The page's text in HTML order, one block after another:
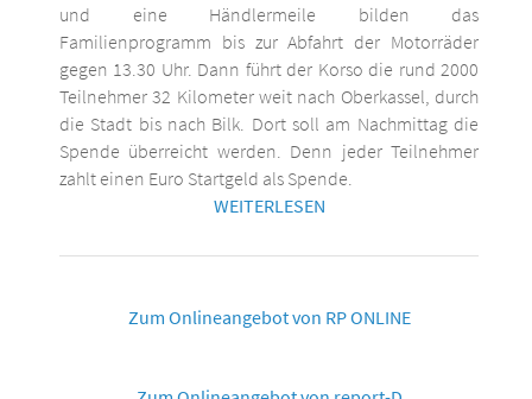
und eine Händlermeile bilden das
Familienprogramm bis zur Abfahrt der Motorräder
gegen 13.30 Uhr. Dann führt der Korso die rund 2000
Teilnehmer 32 Kilometer weit nach Oberkassel, durch
die Stadt bis nach Bilk. Dort soll am Nachmittag die
Spende überreicht werden. Denn jeder Teilnehmer
zahlt einen Euro Startgeld als Spende.
WEITERLESEN
Zum Onlineangebot von RP ONLINE